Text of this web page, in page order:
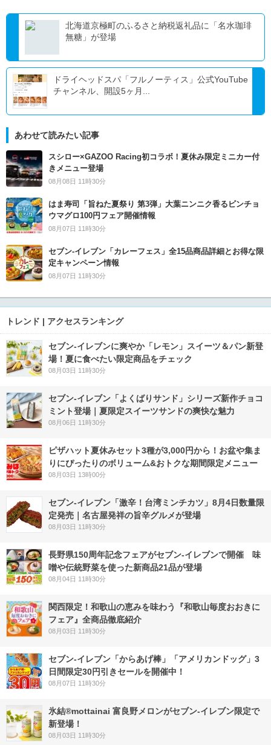
北海道京極町のふるさと納税返礼品に「名水珈琲
無糖」が登場
ドライヘッドスパ「フルノーティス」公式YouTube
チャンネル、開設5ヶ月...
あわせて読みたい記事
スシロー×GAZOO Racing初コラボ！夏休み限定ミニカー付
きメニュー登場
08月08日 11時30分
はま寿司「旨ねた夏祭り 第3弾」大葉ニンニク香るビンチョ
ウマグロ100円フェア開催情報
08月07日 11時30分
セブン‐イレブン「カレーフェス」全15品商品詳細とお得な限
定キャンペーン情報
08月07日 11時30分
トレンド | アクセスランキング
セブン‐イレブンに爽やか「レモン」スイーツ＆パン新登
場！夏に食べたい限定商品をチェック
08月03日 11時30分
セブン‐イレブン「よくばりサンド」シリーズ新作チョコ
ミント登場｜夏限定スイーツサンドの爽快な魅力
08月06日 11時30分
ピザハット夏休みセット3種が3,000円から！お盆や集ま
りにぴったりのボリューム&おトクな期間限定メニュー
08月03日 13時00分
セブン-イレブン「激辛！台湾ミンチカツ」8月4日数量限
定発売｜名古屋発祥の旨辛グルメが登場
08月03日 11時30分
長野県150周年記念フェアがセブン-イレブンで開催 味
噌や伝統野菜を使った新商品21品が登場
08月04日 11時30分
関西限定！和歌山の恵みを味わう『和歌山毎度おおきに
フェア』全商品徹底紹介
08月03日 11時30分
セブン‐イレブン「からあげ棒」「アメリカンドッグ」3
日間限定30円引きセールを開催中！
08月07日 11時30分
氷結®mottainai 富良野メロンがセブン‐イレブン限定で
新登場！
08月03日 11時30分